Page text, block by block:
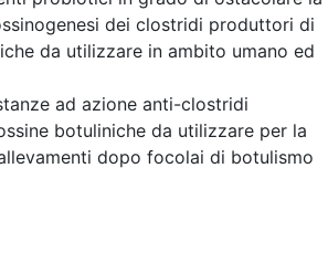
dei clostridi produttori di
da utilizzare in ambito umano ed
ad azione anti-clostridi
botuliniche da utilizzare per la
dopo focolai di botulismo